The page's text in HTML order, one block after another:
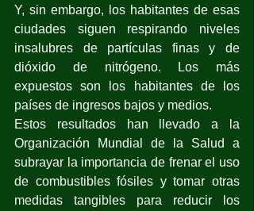
Y, sin embargo, los habitantes de esas
ciudades siguen respirando niveles
insalubres de partículas finas y de
dióxido de nitrógeno. Los más
expuestos son los habitantes de los
países de ingresos bajos y medios.
Estos resultados han llevado a la
Organización Mundial de la Salud a
subrayar la importancia de frenar el uso
de combustibles fósiles y tomar otras
medidas tangibles para reducir los